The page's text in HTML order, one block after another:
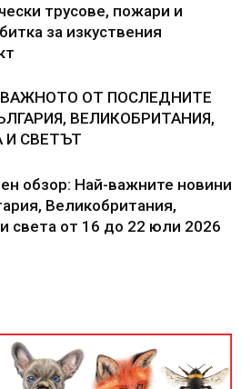
трусове, пожари и
за изкуствения
ОТ ПОСЛЕДНИТЕ
ВЕЛИКОБРИТАНИЯ,
И СВЕТЪТ
обзор: Най-важните новини
Великобритания,
света от 16 до 22 юли 2026